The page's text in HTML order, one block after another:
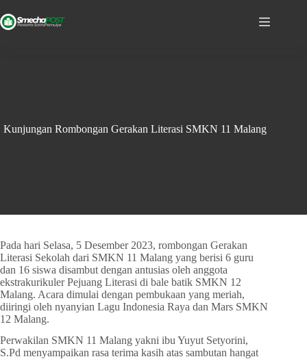
Kunjungan Rombongan Gerakan Literasi SMKN 11 Malang
Pada hari Selasa, 5 Desember 2023, rombongan Gerakan
Literasi Sekolah dari SMKN 11 Malang yang berisi 6 guru
dan 16 siswa disambut dengan antusias oleh anggota
ekstrakurikuler Pejuang Literasi di bale batik SMKN 12
Malang. Acara dimulai dengan pembukaan yang meriah,
diiringi oleh nyanyian Lagu Indonesia Raya dan Mars SMKN
12 Malang.
Perwakilan SMKN 11 Malang yakni ibu Yuyut Setyorini,
S.Pd menyampaikan rasa terima kasih atas sambutan hangat